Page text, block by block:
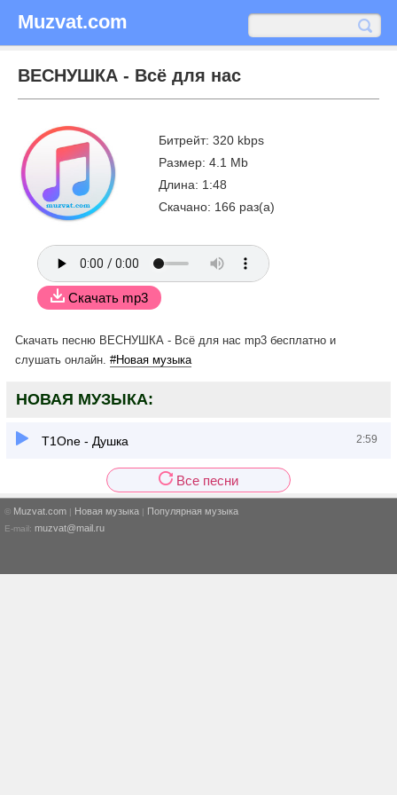
Muzvat.com
ВЕСНУШКА - Всё для нас
Битрейт: 320 kbps
Размер: 4.1 Mb
Длина: 1:48
Скачано: 166 раз(а)
Скачать mp3
Скачать песню ВЕСНУШКА - Всё для нас mp3 бесплатно и
слушать онлайн. #Новая музыка
НОВАЯ МУЗЫКА:
T1One - Душка 2:59
Все песни
© Muzvat.com | Новая музыка | Популярная музыка
E-mail: muzvat@mail.ru